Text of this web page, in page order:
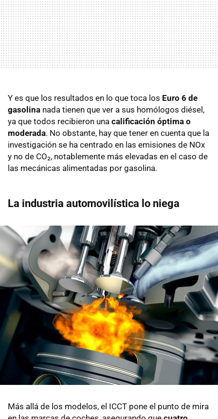
Y es que los resultados en lo que toca los Euro 6 de
gasolina nada tienen que ver a sus homólogos diésel,
ya que todos recibieron una calificación óptima o
moderada. No obstante, hay que tener en cuenta que la
investigación se ha centrado en las emisiones de NOx
y no de CO₂, notablemente más elevadas en el caso de
las mecánicas alimentadas por gasolina.
La industria automovilística lo niega
Más allá de los modelos, el ICCT pone el punto de mira